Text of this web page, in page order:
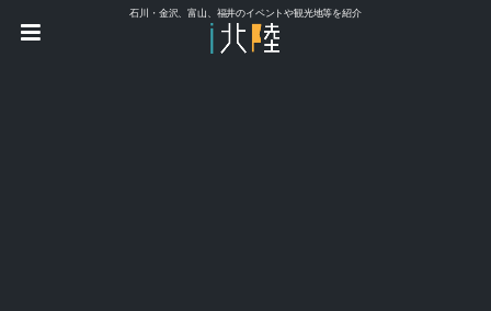
石川・金沢、富山、福井のイベントや観光地等を紹介